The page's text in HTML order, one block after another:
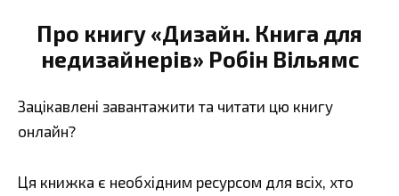
Про книгу «Дизайн. Книга для
недизайнерів» Робін Вільямс
Зацікавлені завантажити та читати цю книгу
онлайн?
Ця книжка є необхідним ресурсом для всіх, хто